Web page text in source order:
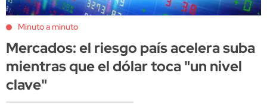
Minuto a minuto
Mercados: el riesgo país acelera suba
mientras que el dólar toca "un nivel
clave"